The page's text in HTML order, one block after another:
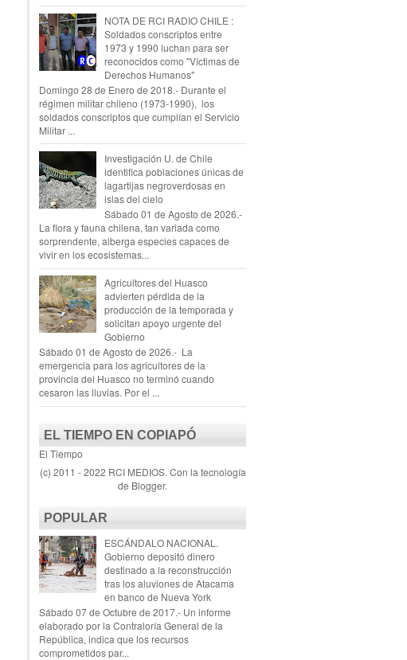
NOTA DE RCI RADIO CHILE :
Soldados conscriptos entre
1973 y 1990 luchan para ser
reconocidos como "Víctimas de
Derechos Humanos"
Domingo 28 de Enero de 2018.- Durante el
régimen militar chileno (1973-1990), los
soldados conscriptos que cumplían el Servicio
Militar ...
Investigación U. de Chile
identifica poblaciones únicas de
lagartijas negroverdosas en
islas del cielo
Sábado 01 de Agosto de 2026.-
La flora y fauna chilena, tan variada como
sorprendente, alberga especies capaces de
vivir en los ecosistemas...
Agricultores del Huasco
advierten pérdida de la
producción de la temporada y
solicitan apoyo urgente del
Gobierno
Sábado 01 de Agosto de 2026.- La
emergencia para los agricultores de la
provincia del Huasco no terminó cuando
cesaron las lluvias. Por el ...
EL TIEMPO EN COPIAPÓ
El Tiempo
(c) 2011 - 2022 RCI MEDIOS. Con la tecnología
de Blogger.
POPULAR
ESCÁNDALO NACIONAL.
Gobierno depositó dinero
destinado a la reconstrucción
tras los aluviones de Atacama
en banco de Nueva York
Sábado 07 de Octubre de 2017.- Un informe
elaborado por la Contraloría General de la
República, indica que los recursos
comprometidos par...